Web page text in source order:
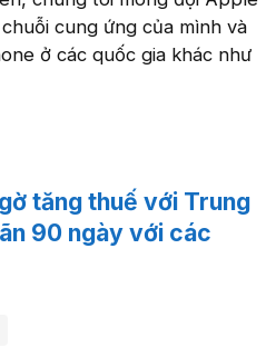
cung ứng của mình và
ở các quốc gia khác như
tăng thuế với Trung
90 ngày với các